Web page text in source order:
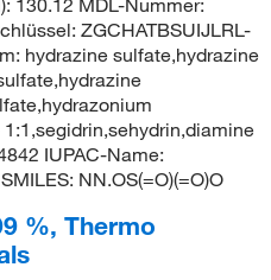
ZGCHATBSUIJLRL-
hydrazine sulfate,hydrazine
IUPAC-Name:
NN.OS(=O)(=O)O
%, Thermo